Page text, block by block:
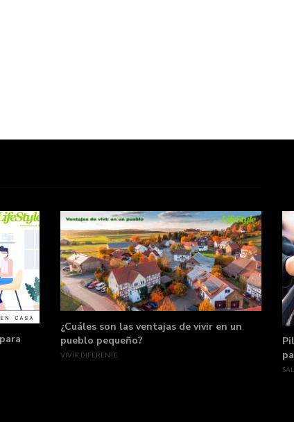
¿Cuáles son las ventajas de vivir en un
pueblo pequeño?
VIVIR DIFERENTE